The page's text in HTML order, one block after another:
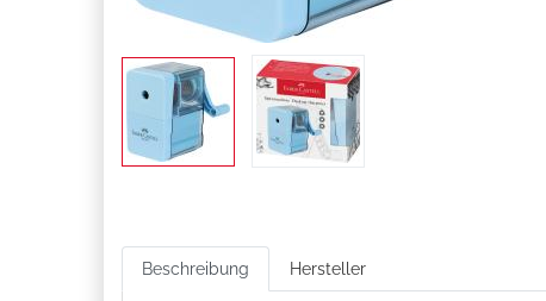
Beschreibung Hersteller